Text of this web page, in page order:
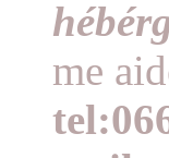
me